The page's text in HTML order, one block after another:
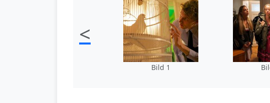
<
Bild 1